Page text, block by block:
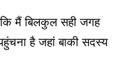
मैं बिलकुल सही जगह
है जहां बाकी सदस्य